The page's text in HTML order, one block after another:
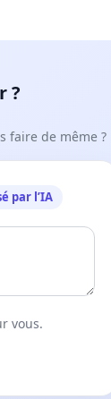
?
faire de même ?
par l’IA
vous.